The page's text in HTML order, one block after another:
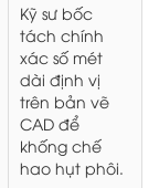
Kỹ sư bốc
tách chính
xác số mét
dài định vị
trên bản vẽ
CAD để
khống chế
hao hụt phôi.